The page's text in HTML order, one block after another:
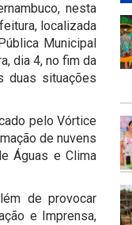
nesta
localizada
Municipal
dia 4, no fim da
duas situações
pelo Vórtice
de nuvens
Águas e Clima
de provocar
e Imprensa,